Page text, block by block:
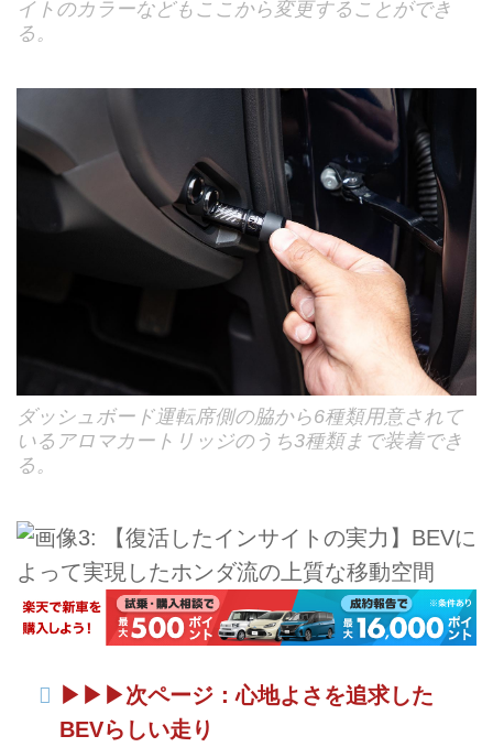
イトのカラーなどもここから変更することができ
る。
ダッシュボード運転席側の脇から6種類用意されて
いるアロマカートリッジのうち3種類まで装着でき
る。
▶︎▶︎▶︎次ページ：心地よさを追求した
BEVらしい走り